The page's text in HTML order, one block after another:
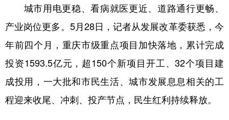
城市用电更稳、看病就医更近、道路通行更畅、
产业岗位更多。5月28日，记者从发展改革委获悉，今
年前四个月，重庆市级重点项目加快落地，累计完成
投资1593.5亿元，超150个新项目开工、32个项目建
成投用，一大批和市民生活、城市发展息息相关的工
程迎来收尾、冲刺、投产节点，民生红利持续释放。